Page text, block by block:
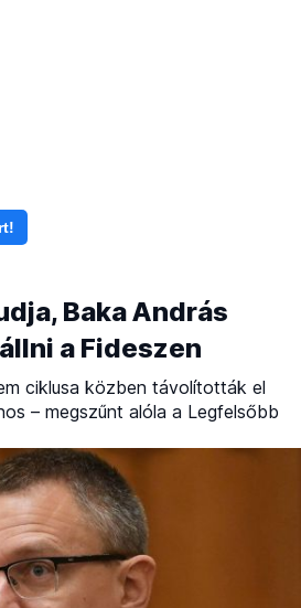
Baka András
a Fideszen
ciklusa közben távolították el
– megszűnt alóla a Legfelsőbb